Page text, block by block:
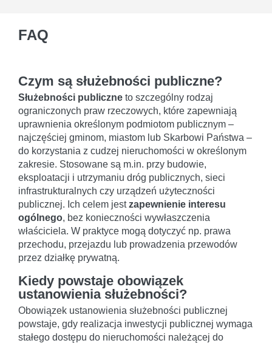
FAQ
Czym są służebności publiczne?
Służebności publiczne to szczególny rodzaj
ograniczonych praw rzeczowych, które zapewniają
uprawnienia określonym podmiotom publicznym –
najczęściej gminom, miastom lub Skarbowi Państwa –
do korzystania z cudzej nieruchomości w określonym
zakresie. Stosowane są m.in. przy budowie,
eksploatacji i utrzymaniu dróg publicznych, sieci
infrastrukturalnych czy urządzeń użyteczności
publicznej. Ich celem jestzapewnienie interesu
ogólnego, bez konieczności wywłaszczenia
właściciela. W praktyce mogą dotyczyć np. prawa
przechodu, przejazdu lub prowadzenia przewodów
przez działkę prywatną.
Kiedy powstaje obowiązek
ustanowienia służebności?
Obowiązek ustanowienia służebności publicznej
powstaje, gdy realizacja inwestycji publicznej wymaga
stałego dostępu do nieruchomości należącej do